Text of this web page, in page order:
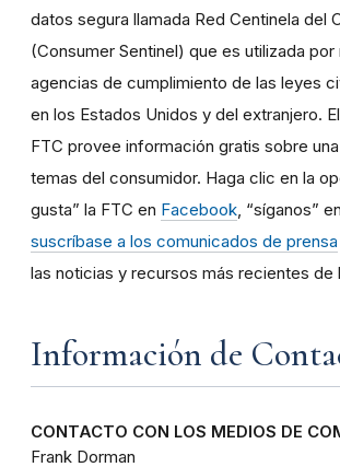
datos segura llamada Red Centinela del
(Consumer Sentinel) que es utilizada
agencias de cumplimiento de las leyes
en los Estados Unidos y del extranjero.
FTC provee información gratis sobre
temas del consumidor. Haga clic en la
gusta” la FTC en Facebook, “síganos” en
suscríbase a los comunicados de prensa
las noticias y recursos más recientes de
Información de
CONTACTO CON LOS MEDIOS DE
Frank Dorman